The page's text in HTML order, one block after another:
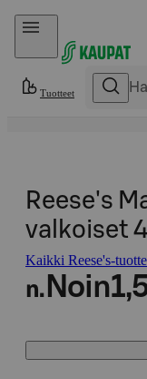
Hyppää sisältöön
Tuotteet
Reese's
valkoiset
Kaikki Reese's-
n. Noin